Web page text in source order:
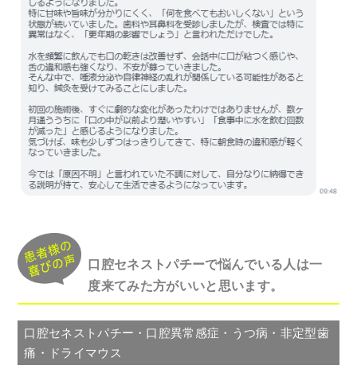
口腔セネストパチーで悩んでいる人は一
度来てみた方がいいと思います。
口腔セネストパチー・口腔異常感症・うつ病・非定型歯
痛・ドライマウス